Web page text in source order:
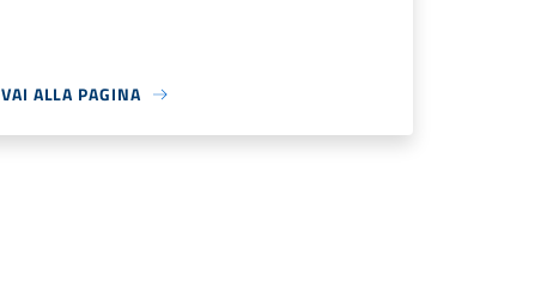
VAI ALLA PAGINA